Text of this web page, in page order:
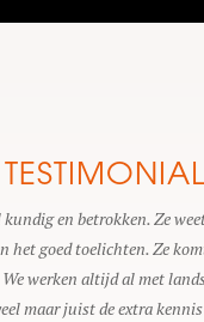
TESTIMONIAL
en betrokken. Ze
het goed toelichten. Ze
werken altijd al met
maar juist de extra kennis